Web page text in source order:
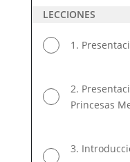
LECCIONES
1.
2.
Princesas
3.